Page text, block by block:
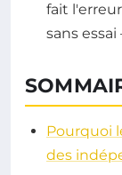
fait
sans
Pourquoi
des